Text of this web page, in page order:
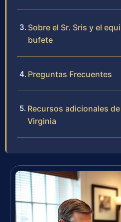
Sobre el Sr. Sris y el
bufete
Preguntas Frecuentes
Recursos adicionales
Virginia